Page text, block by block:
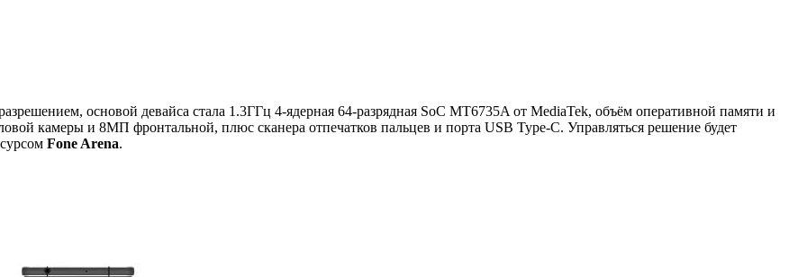
основой девайса стала 1.3ГГц 4-ядерная 64-разрядная SoC MT6735A от MediaTek, объём оперативной памяти и
камеры и 8МП фронтальной, плюс сканера отпечатков пальцев и порта USB Type-C. Управляться решение будет
Fone Arena.